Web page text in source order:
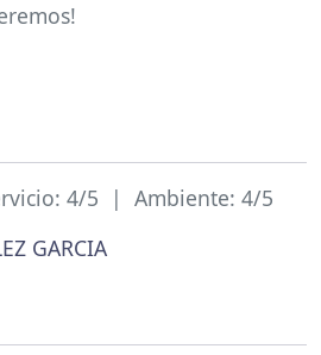
4/5 | Ambiente: 4/5
GARCIA